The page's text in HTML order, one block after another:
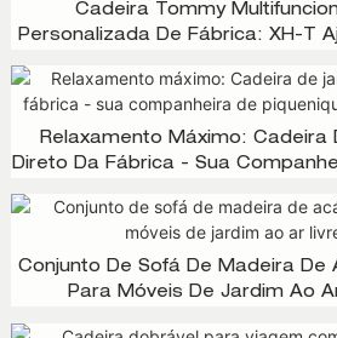
Cadeira Tommy
Personalizada De Fábrica: XH-T
Relaxamento Máximo: Cadeira
Direto Da Fábrica - Sua
Conjunto De Sofá De Madeira De
Para Móveis De Jardim Ao